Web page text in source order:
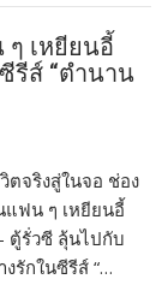
เหยียนอี้
รีส์ “ตำนาน
ตจริงสู่ในจอ ช่อง
แฟน ๆ เหยียนอี้
ตู้รั่วซี ลุ้นไปกับ
งรักในซีรีส์ “…